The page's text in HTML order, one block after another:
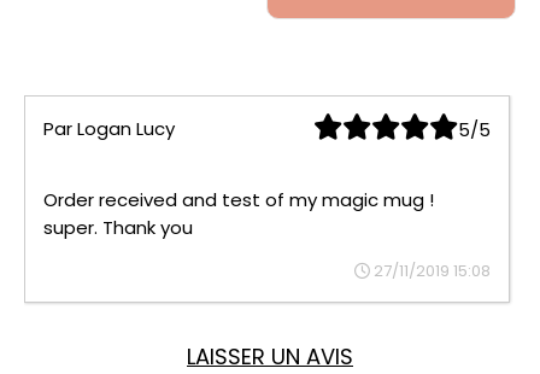
5/5
ParLogan Lucy
Order received and test of my magic mug !
super. Thank you
27/11/2019 15:08
LAISSER UN AVIS